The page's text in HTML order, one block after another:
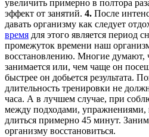
увеличить примерно в полтора
эффект от занятий. 4. После
давать организму как следует
время для этого является период
промежуток времени наш
восстановлению. Многие думают,
занимается или, чем чаще он
быстрее он добьется результата.
длительность тренировки не
часа. А в лучшем случае, при
между подходами, упражнениями,
длиться примерно 45 минут.
организму восстановиться.